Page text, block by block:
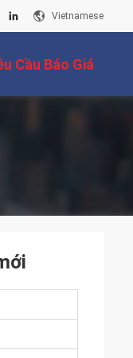
Vietnamese
Cầu Báo Giá